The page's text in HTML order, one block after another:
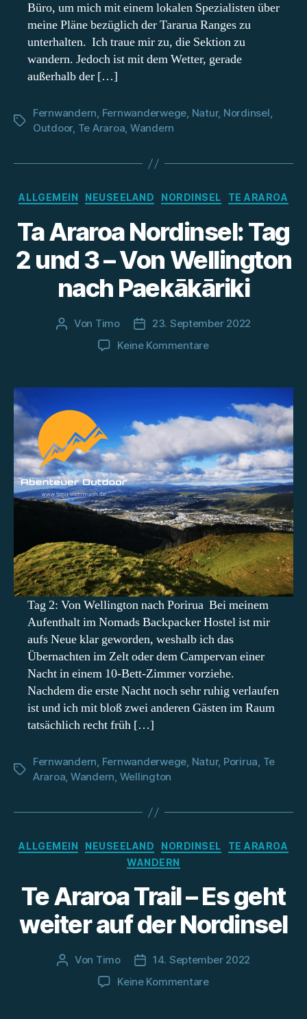
Büro, um mich mit einem lokalen Spezialisten über
meine Pläne bezüglich der Tararua Ranges zu
unterhalten. Ich traue mir zu, die Sektion zu
wandern. Jedoch ist mit dem Wetter, gerade
außerhalb der […]
Schlagwörter
Fernwandern, Fernwanderwege, Natur, Nordinsel,
Outdoor, Te Araroa, Wandern
Kategorien
ALLGEMEIN NEUSEELAND NORDINSEL TE ARAROA
Ta Araroa Nordinsel: Tag
2 und 3 – Von Wellington
nach Paekākāriki
Beitragsautor
Von Timo Beitragsdatum
23. September 2022
Keine Kommentarezu
Nordinsel:
2
3
–
Von
Wellington
nach
Paekākāriki
Tag 2: Von Wellington nach Porirua Bei meinem
Aufenthalt im Nomads Backpacker Hostel ist mir
aufs Neue klar geworden, weshalb ich das
Übernachten im Zelt oder dem Campervan einer
Nacht in einem 10-Bett-Zimmer vorziehe.
Nachdem die erste Nacht noch sehr ruhig verlaufen
ist und ich mit bloß zwei anderen Gästen im Raum
tatsächlich recht früh […]
Schlagwörter
Fernwandern, Fernwanderwege, Natur, Porirua, Te
Araroa, Wandern, Wellington
Kategorien
ALLGEMEIN NEUSEELAND NORDINSEL
TE ARAROA
WANDERN
Te Araroa Trail – Es geht
weiter auf der Nordinsel
Beitragsautor
Von Timo Beitragsdatum
14. September 2022
Keine Kommentarezu